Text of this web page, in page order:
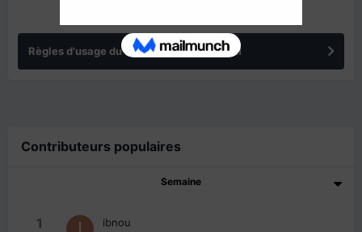
Règles d'usage du forum IMMIGRER.COM
Contributeurs populaires
Semaine
1 ibnou